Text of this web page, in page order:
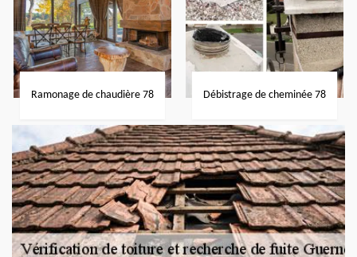
Ramonage de chaudière 78 Débistrage de cheminée 78